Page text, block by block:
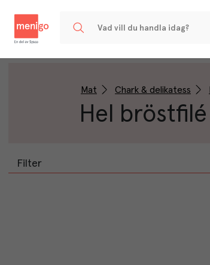
Mat Chark & delikatess
Hel bröstfilé
Filter